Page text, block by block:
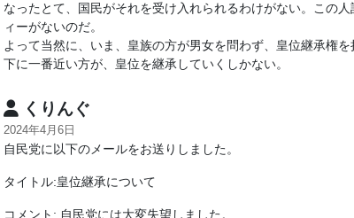
なったとて、国民がそれを受け入れられるわけがない。この
ィーがないのだ。
よって当然に、いま、皇族の方が男女を問わず、皇位継承権
下に一番近い方が、皇位を継承していくしかない。
くりんぐ
2024年4月6日
自民党に以下のメールをお送りしました。
タイトル:皇位継承について
コメント: 自民党には大変失望しました。